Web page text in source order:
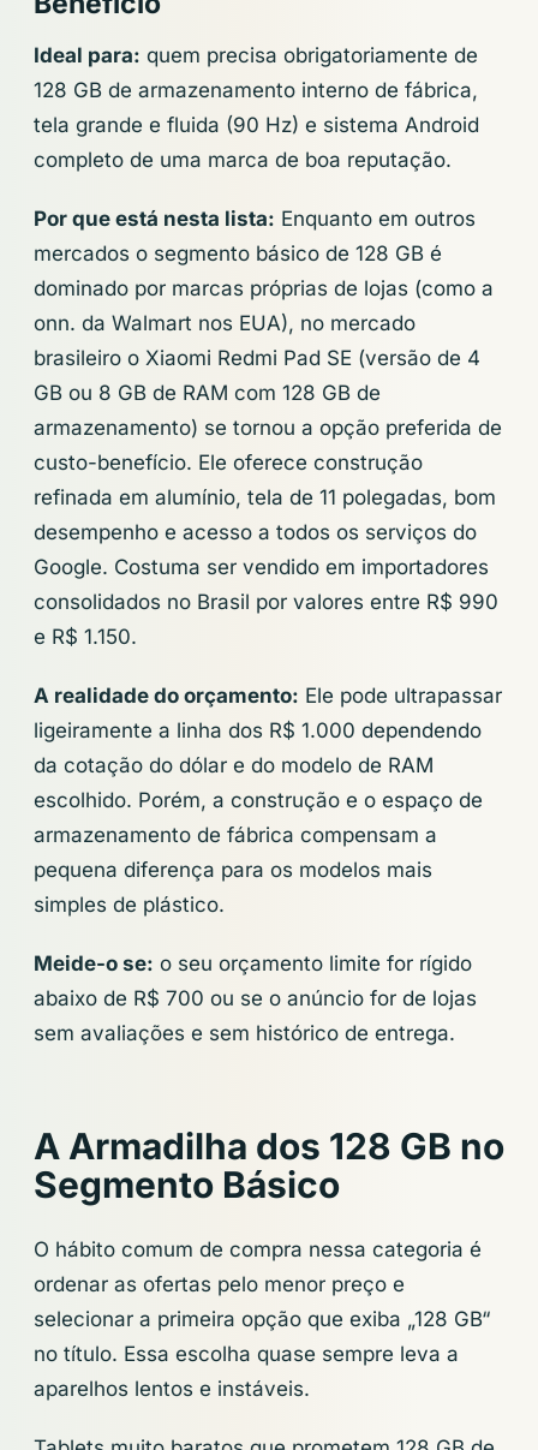
Ideal para: quem precisa obrigatoriamente de
128 GB de armazenamento interno de fábrica,
tela grande e fluida (90 Hz) e sistema Android
completo de uma marca de boa reputação.
Por que está nesta lista: Enquanto em outros
mercados o segmento básico de 128 GB é
dominado por marcas próprias de lojas (como a
onn. da Walmart nos EUA), no mercado
brasileiro o Xiaomi Redmi Pad SE (versão de 4
GB ou 8 GB de RAM com 128 GB de
armazenamento) se tornou a opção preferida de
custo-benefício. Ele oferece construção
refinada em alumínio, tela de 11 polegadas, bom
desempenho e acesso a todos os serviços do
Google. Costuma ser vendido em importadores
consolidados no Brasil por valores entre R$ 990
e R$ 1.150.
A realidade do orçamento: Ele pode ultrapassar
ligeiramente a linha dos R$ 1.000 dependendo
da cotação do dólar e do modelo de RAM
escolhido. Porém, a construção e o espaço de
armazenamento de fábrica compensam a
pequena diferença para os modelos mais
simples de plástico.
Meide-o se: o seu orçamento limite for rígido
abaixo de R$ 700 ou se o anúncio for de lojas
sem avaliações e sem histórico de entrega.
A Armadilha dos 128 GB no
Segmento Básico
O hábito comum de compra nessa categoria é
ordenar as ofertas pelo menor preço e
selecionar a primeira opção que exiba „128 GB“
no título. Essa escolha quase sempre leva a
aparelhos lentos e instáveis.